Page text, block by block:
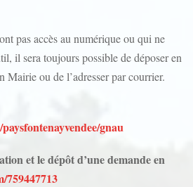
pas accès au numérique ou qui ne
il sera toujours possible de déposer en
Mairie ou de l’adresser par courrier.
gnau
et le dépôt d’une demande en
759447713